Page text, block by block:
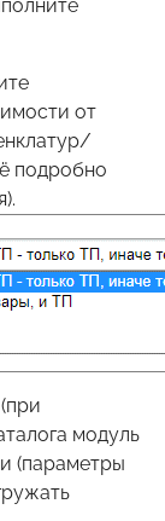
от
подробно
модуль
(параметры